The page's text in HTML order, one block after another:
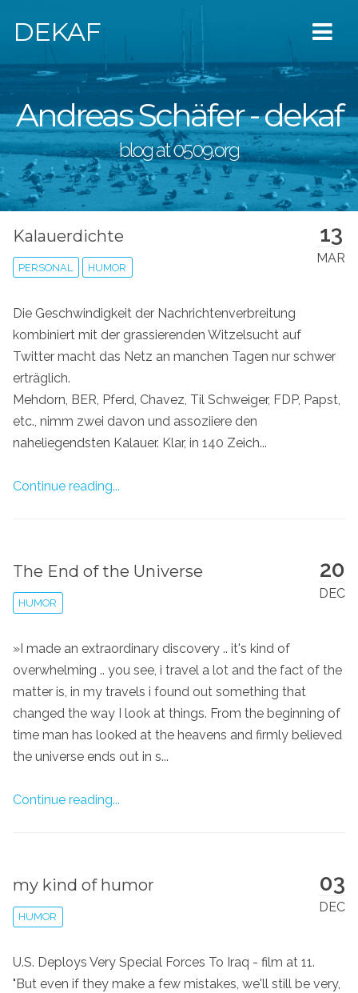
DEKAF
Andreas Schäfer - dekaf
blog at 0509.org
13
MAR
Kalauerdichte
PERSONAL HUMOR
Die Geschwindigkeit der Nachrichtenverbreitung
kombiniert mit der grassierenden Witzelsucht auf
Twitter macht das Netz an manchen Tagen nur schwer
erträglich.
Mehdorn, BER, Pferd, Chavez, Til Schweiger, FDP, Papst,
etc., nimm zwei davon und assoziiere den
naheliegendsten Kalauer. Klar, in 140 Zeich...
Continue reading...
20
DEC
The End of the Universe
HUMOR
»I made an extraordinary discovery .. it's kind of
overwhelming .. you see, i travel a lot and the fact of the
matter is, in my travels i found out something that
changed the way I look at things. From the beginning of
time man has looked at the heavens and firmly believed
the universe ends out in s...
Continue reading...
03
DEC
my kind of humor
HUMOR
U.S. Deploys Very Special Forces To Iraq - film at 11.
"But even if they make a few mistakes, we'll still be very,